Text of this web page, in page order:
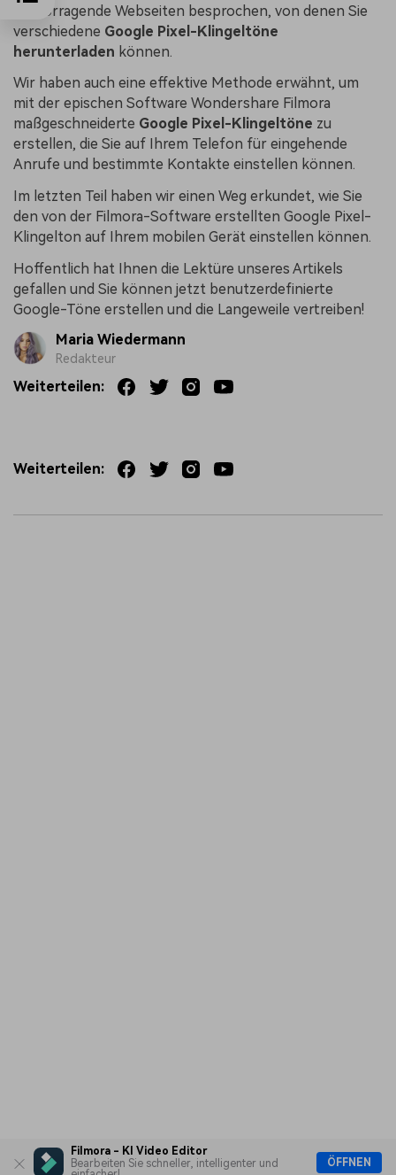
Filmora - KI Video Editor
Bearbeiten Sie schneller, intelligenter und
ÖFFNEN
hervorragende Webseiten besprochen, von denen Sie
verschiedene Google Pixel-Klingeltöne
herunterladen können.
Wir haben auch eine effektive Methode erwähnt, um
mit der epischen Software Wondershare Filmora
maßgeschneiderte Google Pixel-Klingeltöne zu
erstellen, die Sie auf Ihrem Telefon für eingehende
Anrufe und bestimmte Kontakte einstellen können.
Im letzten Teil haben wir einen Weg erkundet, wie Sie
den von der Filmora-Software erstellten Google Pixel-
Klingelton auf Ihrem mobilen Gerät einstellen können.
Hoffentlich hat Ihnen die Lektüre unseres Artikels
gefallen und Sie können jetzt benutzerdefinierte
Google-Töne erstellen und die Langeweile vertreiben!
Maria Wiedermann
Redakteur
Weiterteilen:
Weiterteilen: